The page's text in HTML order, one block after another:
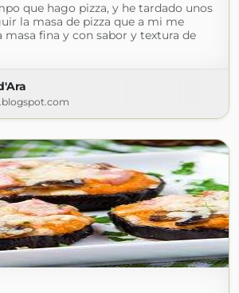
que hago pizza, y he tardado unos
la masa de pizza que a mi me
masa fina y con sabor y textura de